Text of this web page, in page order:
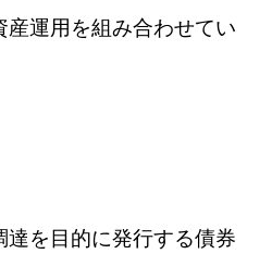
産運用を組み合わせてい
達を目的に発行する債券